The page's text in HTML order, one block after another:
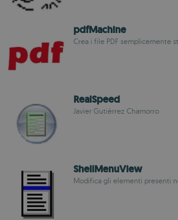
pdfMachine
Crea i file PDF semplicemente
RealSpeed
Javier Gutiérrez Chamorro
ShellMenuView
Modifica gli elementi presenti